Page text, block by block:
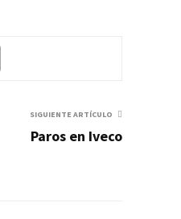
SIGUIENTE ARTÍCULO
Paros en Iveco